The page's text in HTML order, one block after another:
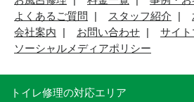
よくあるご質問
スタッフ紹介
会社案内
お問い合わせ
サイ
ソーシャルメディアポリシー
トイレ修理の対応エリア